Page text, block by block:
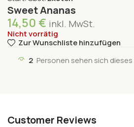
Sweet Ananas
14,50 € inkl. MwSt.
Nicht vorrätig
Zur Wunschliste hinzufügen
2 Personen sehen sich
Customer Reviews